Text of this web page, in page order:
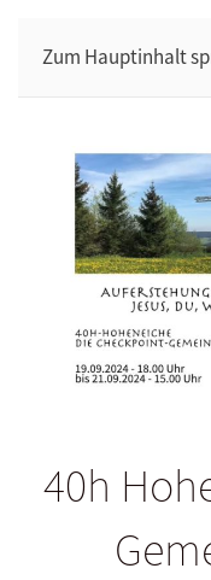
Zum Hauptinhalt
40h